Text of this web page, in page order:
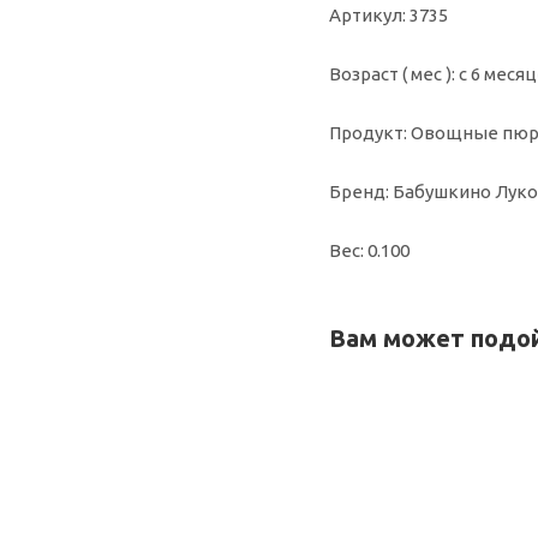
Артикул: 3735
Возраст ( мес ): с 6
Продукт: Овощные
Бренд: Бабушкино
Вес: 0.100
Вам может